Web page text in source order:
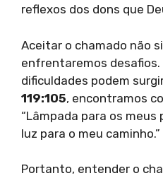
reflexos dos dons que
Aceitar o chamado não
enfrentaremos desafios.
dificuldades podem
119:105, encontramos
“Lâmpada para os meus
luz para o meu caminho.”
Portanto, entender o